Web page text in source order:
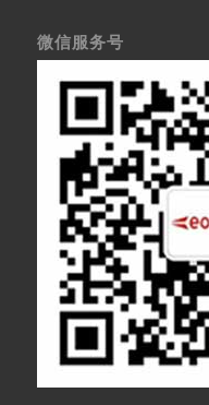
微信服务号